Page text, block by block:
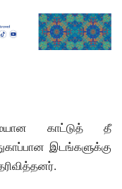
காட்டுத் தீ
இடங்களுக்கு